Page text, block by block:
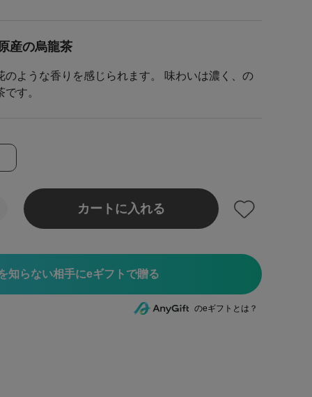
産の烏龍茶
のような香りを感じられます。 味わいは濃く、の
す。
カートに入れる
知らない相手にeギフトで贈る
のeギフトとは？